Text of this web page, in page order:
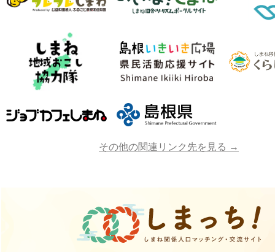
その他の関連リンク先を見る →